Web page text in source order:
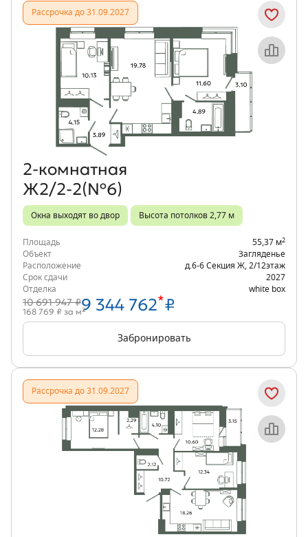
Рассрочка до 31.09.2027
Объект месяца
2‑комнатная
Ж2/2-2(№6)
Окна выходят во двор Высота потолков 2,77 м
Площадь 55,37 м2
Объект
Загляденье
Расположение
д.6-6 Секция Ж 2/12этаж
Срок сдачи
2027
Отделка
white box
10 691 947 ₽9 344 762*₽
168 769 ₽ за м2
Забронировать
Рассрочка до 31.09.2027
Объект месяца